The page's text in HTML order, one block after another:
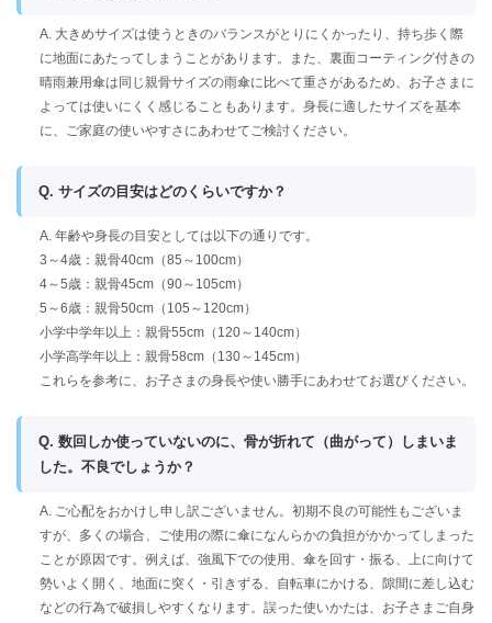
A. 大きめサイズは使うときのバランスがとりにくかったり、持ち歩く際
に地面にあたってしまうことがあります。また、裏面コーティング付きの
晴雨兼用傘は同じ親骨サイズの雨傘に比べて重さがあるため、お子さまに
よっては使いにくく感じることもあります。身長に適したサイズを基本
に、ご家庭の使いやすさにあわせてご検討ください。
Q. サイズの目安はどのくらいですか？
A. 年齢や身長の目安としては以下の通りです。
3～4歳：親骨40cm（85～100cm）
4～5歳：親骨45cm（90～105cm）
5～6歳：親骨50cm（105～120cm）
小学中学年以上：親骨55cm（120～140cm）
小学高学年以上：親骨58cm（130～145cm）
これらを参考に、お子さまの身長や使い勝手にあわせてお選びください。
Q. 数回しか使っていないのに、骨が折れて（曲がって）しまいま
した。不良でしょうか？
A. ご心配をおかけし申し訳ございません。初期不良の可能性もございま
すが、多くの場合、ご使用の際に傘になんらかの負担がかかってしまった
ことが原因です。例えば、強風下での使用、傘を回す・振る、上に向けて
勢いよく開く、地面に突く・引きずる、自転車にかける、隙間に差し込む
などの行為で破損しやすくなります。誤った使いかたは、お子さまご自身